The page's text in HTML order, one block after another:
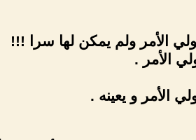
الأمر ولم يمكن لها سرا !!!
الأمر .
الأمر و يعينه .